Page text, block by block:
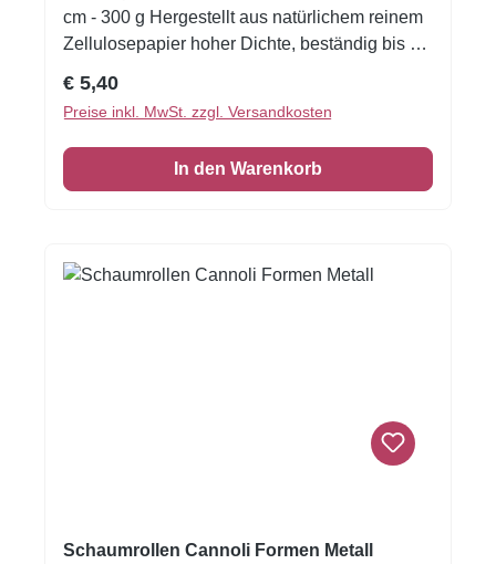
cm - 300 g Hergestellt aus natürlichem reinem
Zellulosepapier hoher Dichte, beständig bis zu
Regulärer Preis:
€ 5,40
Preise inkl. MwSt. zzgl. Versandkosten
In den Warenkorb
Schaumrollen Cannoli Formen Metall